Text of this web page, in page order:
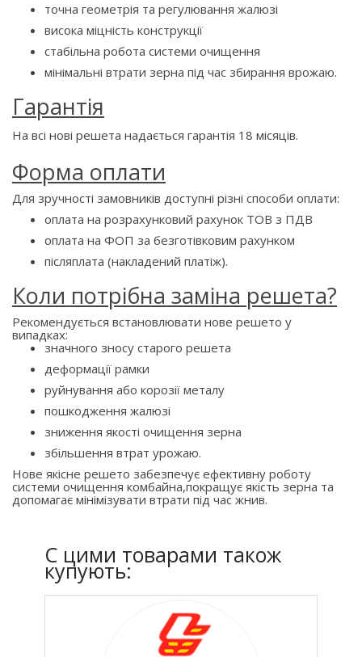
точна геометрія та регулювання жалюзі
висока міцність конструкції
стабільна робота системи очищення
мінімальні втрати зерна під час збирання врожаю.
Гарантія
На всі нові решета надається гарантія 18 місяців.
Форма оплати
Для зручності замовників доступні різні способи оплати:
оплата на розрахунковий рахунок ТОВ з ПДВ
оплата на ФОП за безготівковим рахунком
післяплата (накладений платіж).
Коли потрібна заміна решета?
Рекомендується встановлювати нове решето у
випадках:
значного зносу старого решета
деформації рамки
руйнування або корозії металу
пошкодження жалюзі
зниження якості очищення зерна
збільшення втрат урожаю.
Нове якісне решето забезпечує ефективну роботу
системи очищення комбайна,покращує якість зерна та
допомагає мінімізувати втрати під час жнив.
C цими товарами також
купують: